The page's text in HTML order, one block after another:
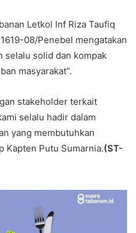
Letkol Inf Riza Taufiq
08/Penebel mengatakan
selalu solid dan kompak
masyarakat”.
stakeholder terkait
selalu hadir dalam
yang membutuhkan
Kapten Putu Sumarnia.(ST-